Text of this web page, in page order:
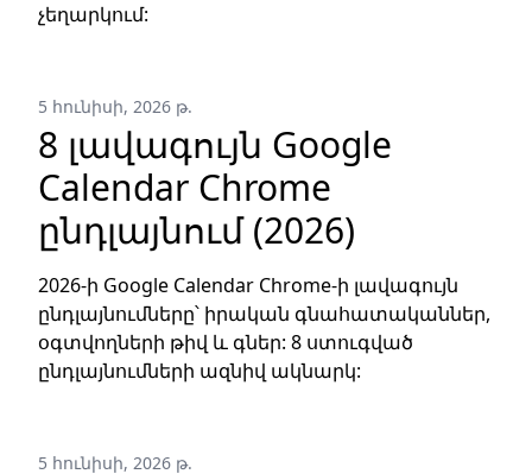
չեղարկում:
5 հունիսի, 2026 թ.
8 լավագույն Google
Calendar Chrome
ընդլայնում (2026)
2026-ի Google Calendar Chrome-ի լավագույն
ընդլայնումները՝ իրական գնահատականներ,
օգտվողների թիվ և գներ: 8 ստուգված
ընդլայնումների ազնիվ ակնարկ:
5 հունիսի, 2026 թ.